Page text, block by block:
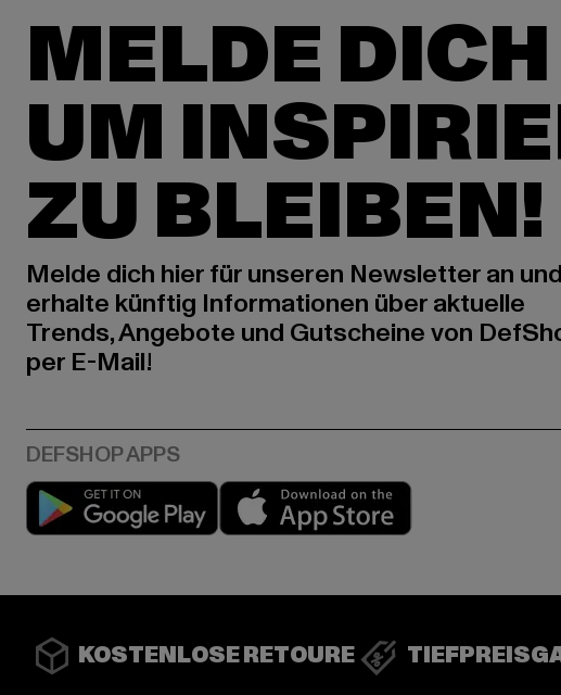
MELDE
UM
ZU BLEIBEN!
Melde dich hier für unseren Newsletter an und
erhalte künftig Informationen über aktuelle
Trends, Angebote und Gutscheine von
per E-Mail!
Play market
KOSTENLOSE RETOURE